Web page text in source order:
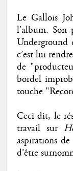
Le Gallois
l’album. Son
Underground
c’est lui
de
bordel
touche
Ceci dit, le
travail sur
aspirations
d’être